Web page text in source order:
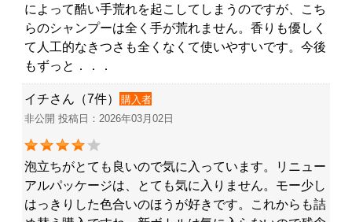
によって酷い手荒れを起こしてしまうのですが、こち
らのシャンプーは全く手が荒れません。香りも優しく
て人工的なきつさも全くなくて使いやすいです。今後
もずっと．．．
イチさん（7件）
購入者
非公開 投稿日：2026年03月02日
泡立ちがとても良いので気に入っています。リニュー
アルパッケージは、とても気に入りません。モー少し
はっきりした色合いのほうが好きです。これからも詰